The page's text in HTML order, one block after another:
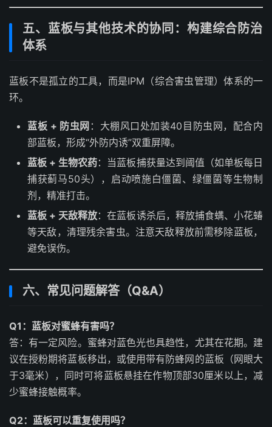
五、蓝板与其他技术的协同：构建综合防治
体系
蓝板不是孤立的工具，而是IPM（综合害虫管理）体系的一
环。
蓝板 + 防虫网 ：大棚风口处加装40目防虫网，配合内
部蓝板，形成“外防内诱”双重屏障。
蓝板 + 生物农药：当蓝板捕获量达到阈值（如单板每日
捕获蓟马50头），启动喷施白僵菌、绿僵菌等生物制
剂，精准打击。
蓝板 + 天敌释放：在蓝板诱杀后，释放捕食螨、小花蝽
等天敌，清理残余害虫。注意天敌释放前需移除蓝板，
避免误伤。
六、常见问题解答（Q&A）
Q1：蓝板对蜜蜂有害吗？
答：有一定风险。蜜蜂对蓝色光也具趋性，尤其在花期。建
议在授粉期将蓝板移出，或使用带有防蜂网的蓝板（网眼大
于3毫米），同时可将蓝板悬挂在作物顶部30厘米以上，减
少蜜蜂接触概率。
Q2：蓝板可以重复使用吗？